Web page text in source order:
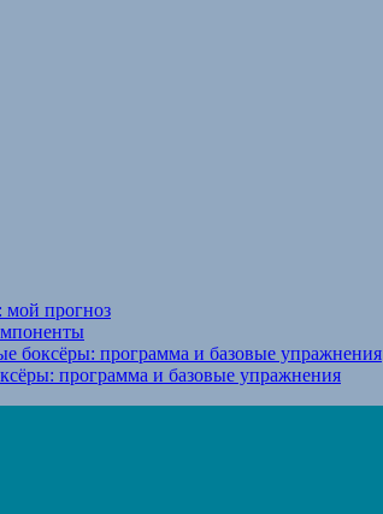
прогноз
боксёры: программа и базовые упражнения
программа и базовые упражнения